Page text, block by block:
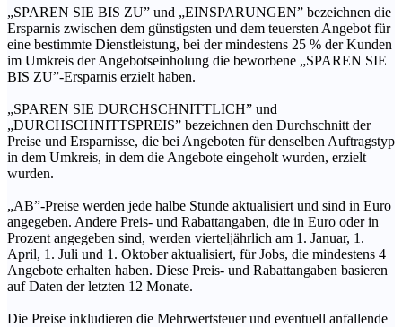
„SPAREN SIE BIS ZU” und „EINSPARUNGEN” bezeichnen die
Ersparnis zwischen dem günstigsten und dem teuersten Angebot für
eine bestimmte Dienstleistung, bei der mindestens 25 % der Kunden
im Umkreis der Angebotseinholung die beworbene „SPAREN SIE
BIS ZU”-Ersparnis erzielt haben.
„SPAREN SIE DURCHSCHNITTLICH” und
„DURCHSCHNITTSPREIS” bezeichnen den Durchschnitt der
Preise und Ersparnisse, die bei Angeboten für denselben Auftragstyp
in dem Umkreis, in dem die Angebote eingeholt wurden, erzielt
wurden.
„AB”-Preise werden jede halbe Stunde aktualisiert und sind in Euro
angegeben. Andere Preis- und Rabattangaben, die in Euro oder in
Prozent angegeben sind, werden vierteljährlich am 1. Januar, 1.
April, 1. Juli und 1. Oktober aktualisiert, für Jobs, die mindestens 4
Angebote erhalten haben. Diese Preis- und Rabattangaben basieren
auf Daten der letzten 12 Monate.
Die Preise inkludieren die Mehrwertsteuer und eventuell anfallende